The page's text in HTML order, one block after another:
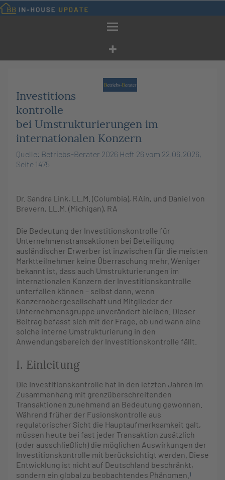
Zum
Inhalt
Investitions
kontrolle
bei Umstrukturierungen im
internationalen Konzern
Quelle: Betriebs-Berater 2026 Heft 26 vom 22.06.2026,
Seite 1475
Dr. Sandra Link, LL.M. (Columbia), RAin, und Daniel von
Brevern, LL.M. (Michigan), RA
Die Bedeutung der Investitionskontrolle für
Unternehmenstransaktionen bei Beteiligung
ausländischer Erwerber ist inzwischen für die meisten
Marktteilnehmer keine Überraschung mehr. Weniger
bekannt ist, dass auch Umstrukturierungen im
internationalen Konzern der Investitionskontrolle
unterfallen können – selbst dann, wenn
Konzernobergesellschaft und Mitglieder der
Unternehmensgruppe unverändert bleiben. Dieser
Beitrag befasst sich mit der Frage, ob und wann eine
solche interne Umstrukturierung in den
Anwendungsbereich der Investitionskontrolle fällt.
I. Einleitung
Die Investitionskontrolle hat in den letzten Jahren im
Zusammenhang mit grenzüberschreitenden
Transaktionen zunehmend an Bedeutung gewonnen.
Während früher der Fusionskontrolle aus
regulatorischer Sicht die Hauptaufmerksamkeit galt,
müssen heute bei fast jeder Transaktion zusätzlich
(oder ausschließlich) die möglichen Auswirkungen der
Investitionskontrolle mit berücksichtigt werden. Diese
Entwicklung ist nicht auf Deutschland beschränkt,
sondern ein global zu beobachtendes Phänomen. 1